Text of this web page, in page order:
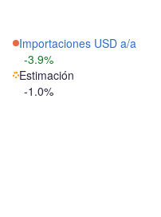
Importaciones USD a/a
-3.9%
Estimación
-1.0%